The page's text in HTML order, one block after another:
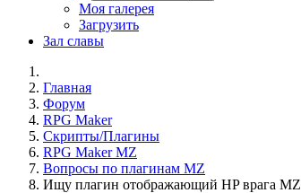
Моя галерея
Загрузить
Зал славы
Главная
Форум
RPG Maker
Скрипты/Плагины
RPG Maker MZ
Вопросы по плагинам MZ
Ищу плагин отображающий HP врага MZ